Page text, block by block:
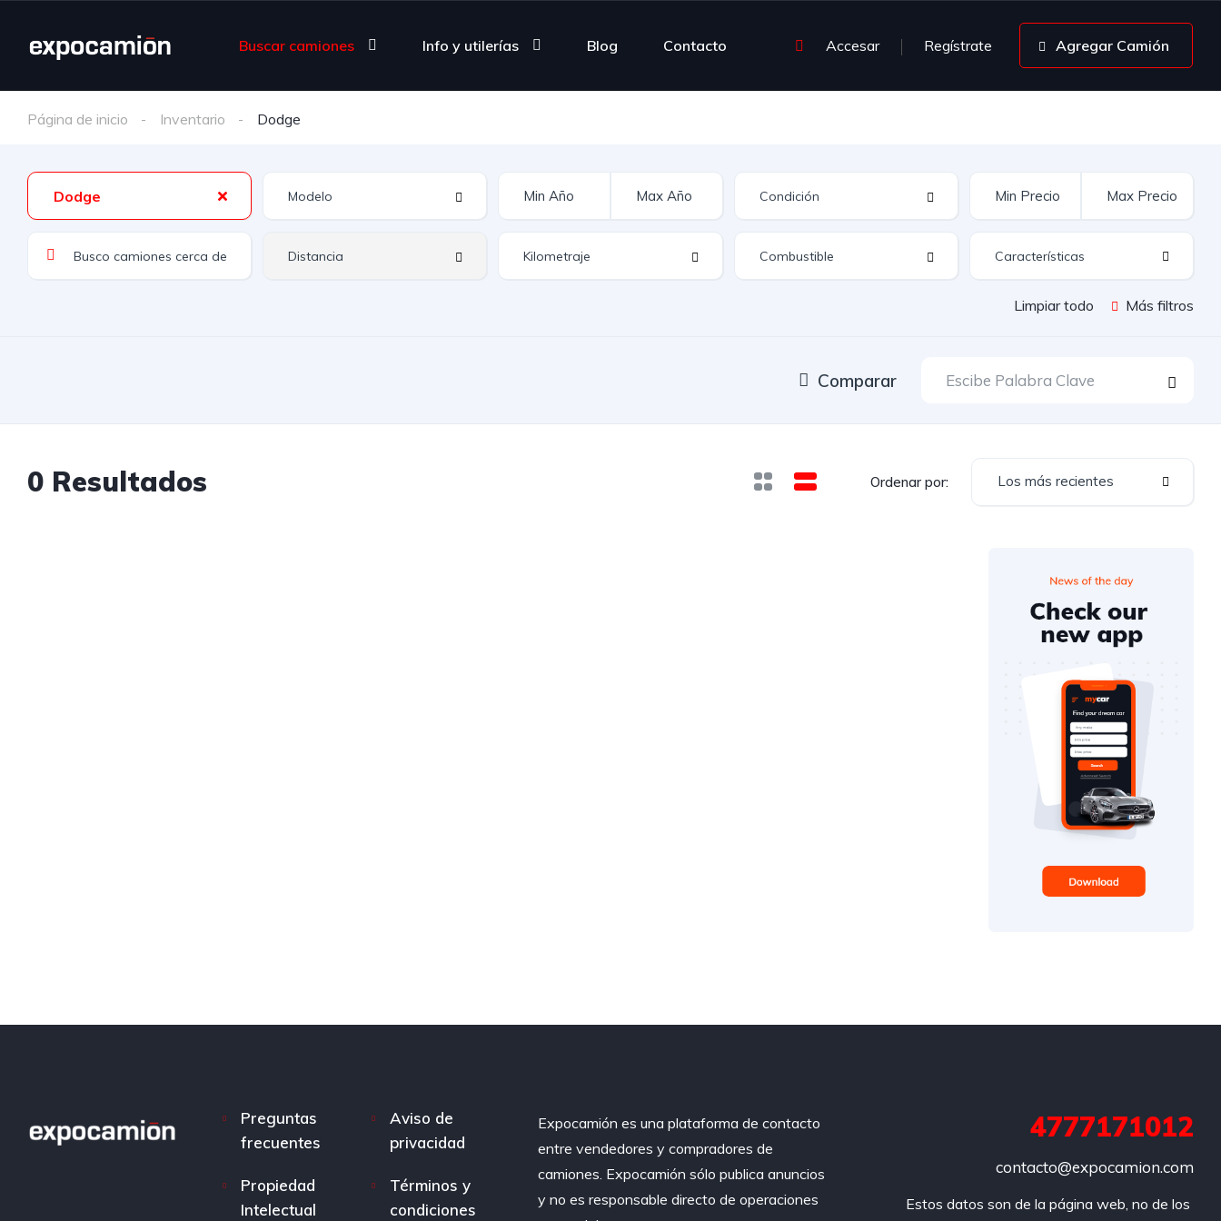
Buscar camiones Info y utilerías Blog Contacto Accesar Regístrate Agregar Camión
Página de inicio Inventario Dodge
Dodge
Características
Limpiar todo Más filtros
Comparar
0 Resultados Ordenar por: Los más recientes
Preguntas
frecuentes
Aviso de
privacidad
Propiedad
Intelectual
Términos y
condiciones
Expocamión es una plataforma de contacto
entre vendedores y compradores de
camiones. Expocamión sólo publica anuncios
y no es responsable directo de operaciones
4777171012
contacto@expocamion.com
Estos datos son de la página web, no de los